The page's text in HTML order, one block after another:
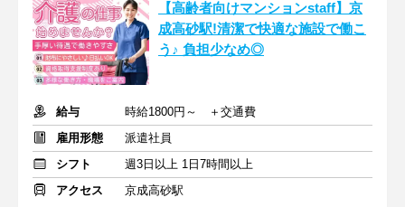
【高齢者向けマンションstaff】京
成高砂駅!清潔で快適な施設で働こ
う♪ 負担少なめ◎
給与
時給1800円～ ＋交通費
雇用形態
派遣社員
シフト
週3日以上 1日7時間以上
アクセス
京成高砂駅